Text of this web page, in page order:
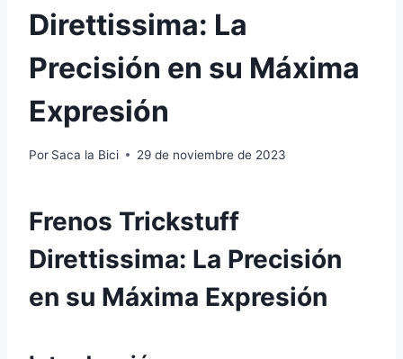
Direttissima: La
Precisión en su Máxima
Expresión
Por Saca la Bici 29 de noviembre de 2023
Frenos Trickstuff
Direttissima: La Precisión
en su Máxima Expresión